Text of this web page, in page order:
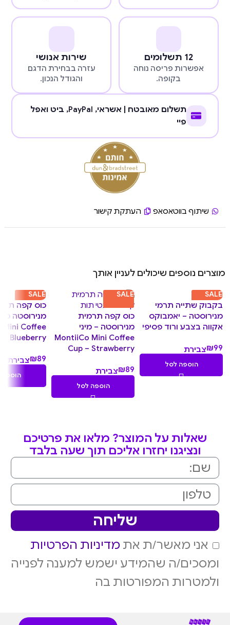
12 תשלומים
אפשרות פריסה נוחה
בקופה.
שירות אנושי
עזרה בבחירת הדגם
והגודל הנכון.
תשלום מאובטח | אשראי, PayPal, ביט ואפל
פיי
שיתוף בווטאסאפ העתקת קישור
מוצרים נוספים שיכולים לעניין אותך
SALE
בקבוק שתייה תרמי
מנירוסטה – יאמבוקס
אקווה בצבע ורוד פסיפי
₪99
צבירת
הוספה לסל
SALE
כוס קפה תרמית
מנירוסטה – מיני
MontiiCo Mini Coffee
Cup – Strawberry
₪89
צבירת
הוספה לסל
SALE
כוס קפה
מנירוסטה
Mini Coffee
– Blueberry
₪89
צבירת
הוספה
שאלות על המוצר? מלאו את פרטיכם
ונציגנו יחזרו אליכם תוך שעה בלבד
אני מאשר/ת את מדיניות הפרטיות
ומסכים/ה שהמידע ישמש למענה לפנייה
ולמטרות המפורטות בה
שליחה